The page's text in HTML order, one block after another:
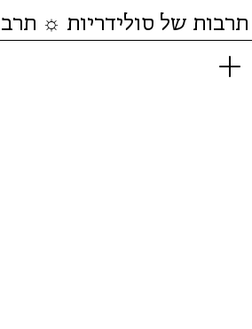
של סולידריות ☼